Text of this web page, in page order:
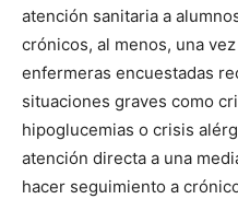
atención sanitaria a
crónicos, al menos, una
enfermeras encuestadas
situaciones graves como
hipoglucemias o crisis
atención directa a una
hacer seguimiento a